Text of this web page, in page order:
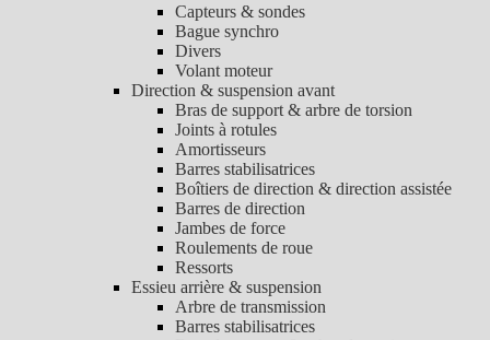
Capteurs & sondes
Bague synchro
Divers
Volant moteur
Direction & suspension avant
Bras de support & arbre de torsion
Joints à rotules
Amortisseurs
Barres stabilisatrices
Boîtiers de direction & direction assistée
Barres de direction
Jambes de force
Roulements de roue
Ressorts
Essieu arrière & suspension
Arbre de transmission
Barres stabilisatrices